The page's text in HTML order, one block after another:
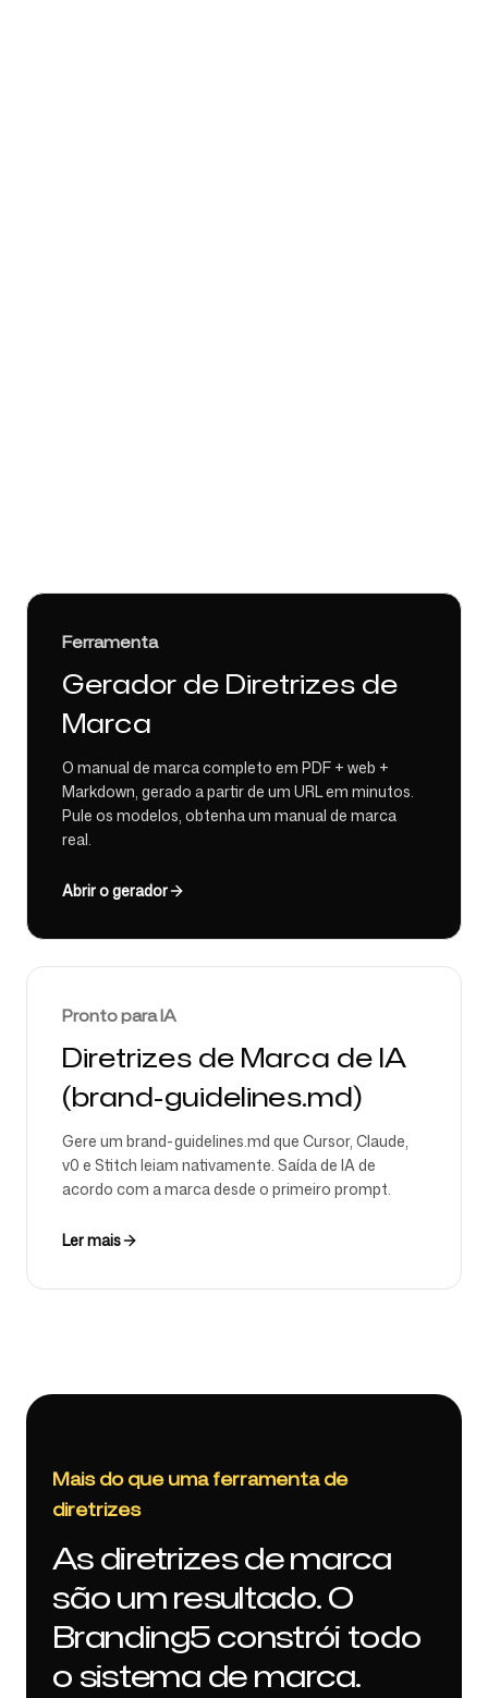
Ferramenta
Gerador de Diretrizes de
Marca
O manual de marca completo em PDF + web +
Markdown, gerado a partir de um URL em minutos.
Pule os modelos, obtenha um manual de marca
real.
Abrir o gerador
Pronto para IA
Diretrizes de Marca de IA
(brand-guidelines.md)
Gere um brand-guidelines.md que Cursor, Claude,
v0 e Stitch leiam nativamente. Saída de IA de
acordo com a marca desde o primeiro prompt.
Ler mais
Mais do que uma ferramenta de
diretrizes
As diretrizes de marca
são um resultado. O
Branding5 constrói todo
o sistema de marca.